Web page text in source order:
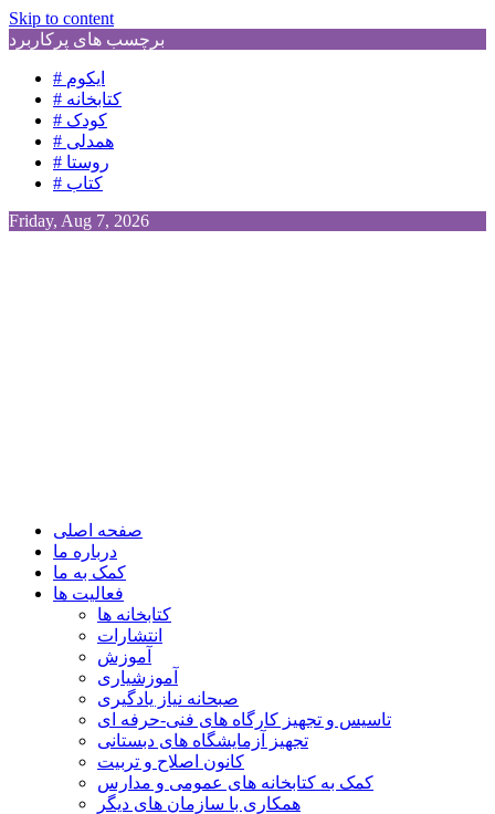
Skip to content
برچسب های پرکاربرد
# ایکوم
# کتابخانه
# کودک
# همدلی
# روستا
# کتاب
Friday, Aug 7, 2026
Children Cultural Development Center
صفحه اصلی
درباره ما
کمک به ما
فعالیت ها
کتابخانه ها
انتشارات
آموزش
آموزشیاری
صبحانه نیاز یادگیری
تاسیس و تجهیز کارگاه های فنی-حرفه ای
تجهیز آزمایشگاه های دبستانی
کانون اصلاح و تربیت
کمک به کتابخانه های عمومی و مدارس
همکاری با سازمان های دیگر